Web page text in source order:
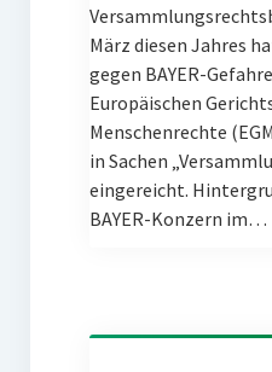
März diesen Jahres
gegen BAYER-
Europäischen
Menschenrechte
in Sachen
eingereicht.
BAYER-Konzern im…